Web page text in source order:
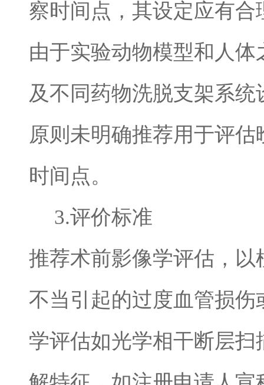
察时间点，其设定应有合
由于实验动物模型和人
及不同药物洗脱支架系
原则未明确推荐用于评
时间点。
3.评价标准
推荐术前影像学评估，
不当引起的过度血管损
学评估如光学相干断层扫